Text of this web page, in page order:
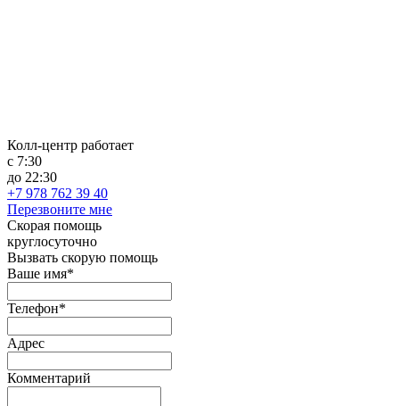
Колл-центр работает
с 7:30
до 22:30
+7 978 762 39 40
Перезвоните мне
Скорая помощь
круглосуточно
Вызвать скорую помощь
Ваше имя*
Телефон*
Адрес
Комментарий